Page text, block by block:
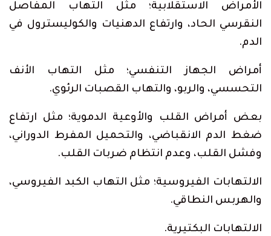
الأمراض الاستقلابية؛ مثل التهاب المفاصل
النقرسي الحاد، وارتفاع الدهنيات والكوليسترول في
الدم.
أمراض الجهاز التنفسي؛ مثل التهاب الأنف
التحسسي، والربو، والتهاب القصبات الرئوي.
بعض أمراض القلب والأوعية الدموية؛ مثل ارتفاع
ضغط الدم الانقباضي، والتحميل المفرط الدوراني،
وفشل القلب، وعدم انتظام ضربات القلب.
الالتهابات الفيروسية؛ مثل التهاب الكبد الفيروسي،
والهربس النطاقي.
الالتهابات البكتيرية.